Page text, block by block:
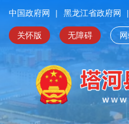
中国政府网 | 黑龙江省政府网 |
关怀版 无障碍